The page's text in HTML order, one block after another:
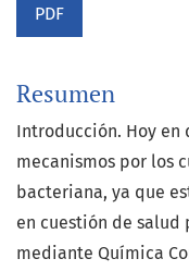
PDF
Resumen
Introducción. Hoy
mecanismos por los
bacteriana, ya que
en cuestión de
mediante Química